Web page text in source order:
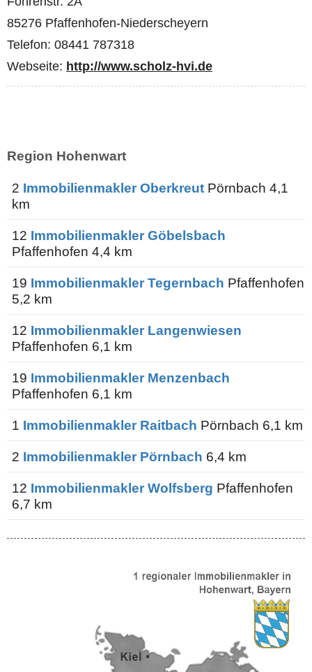
85276 Pfaffenhofen-Niederscheyern
Telefon: 08441 787318
Webseite: http://www.scholz-hvi.de
Region Hohenwart
2 Immobilienmakler Oberkreut Pörnbach 4,1
km
12 Immobilienmakler Göbelsbach
Pfaffenhofen 4,4 km
19 Immobilienmakler Tegernbach Pfaffenhofen
5,2 km
12 Immobilienmakler Langenwiesen
Pfaffenhofen 6,1 km
19 Immobilienmakler Menzenbach
Pfaffenhofen 6,1 km
1 Immobilienmakler Raitbach Pörnbach 6,1 km
2 Immobilienmakler Pörnbach 6,4 km
12 Immobilienmakler Wolfsberg Pfaffenhofen
6,7 km